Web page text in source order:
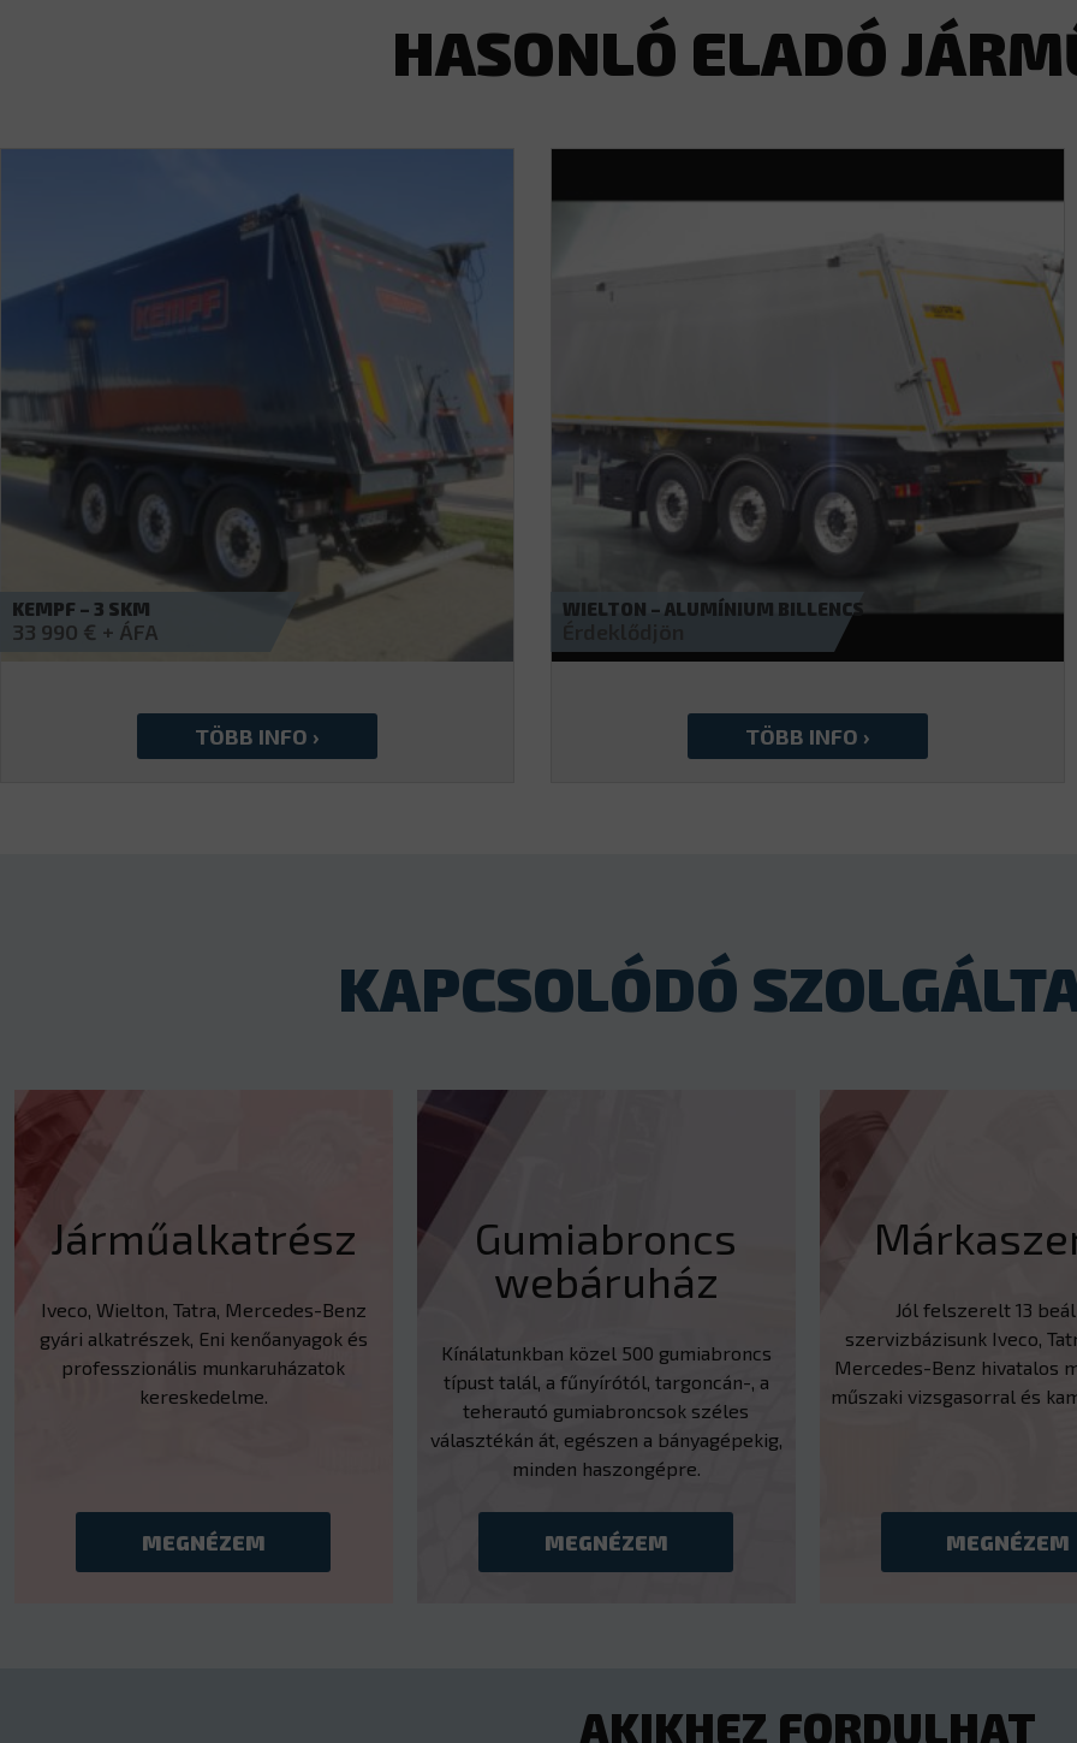
HASONLÓ ELADÓ
WIELTON – ALUMÍNIUM BILLENCS
Érdeklődjön
WIELTON – ALUMÍNIUM BILLENCS
KAPCSOLÓDÓ
Járműalkatrész
Iveco, Wielton, Tatra, Mercedes-Benz
gyári alkatrészek, Eni kenőanyagok és
professzionális munkaruházatok
kereskedelme.
MEGNÉZEM
Gumiabroncs
webáruház
Kínálatunkban közel 500 gumiabroncs
típust talál, a fűnyírótól, targoncán-, a
teherautó gumiabroncsok széles
választékán át, egészen a bányagépekig,
minden haszongépre.
MEGNÉZEM
Jól felszerelt 13
szervizbázisunk Iveco,
Mercedes-Benz hivatalos
műszaki vizsgasorral és
MEGNÉZEM
AKIKHEZ FORDULHAT